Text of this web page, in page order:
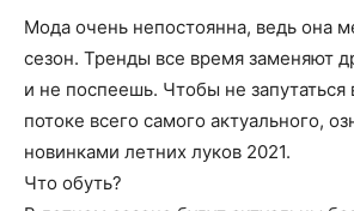
Мода очень непостоянна, ведь она
сезон. Тренды все время заменяют
и не поспеешь. Чтобы не запутаться
потоке всего самого актуального,
новинками летних луков 2021.
Что обуть?